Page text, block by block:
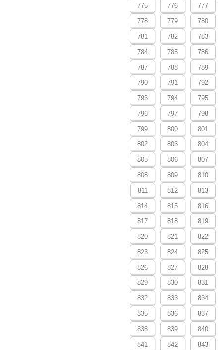
775 776 777
778 779 780
781 782 783
784 785 786
787 788 789
790 791 792
793 794 795
796 797 798
799 800 801
802 803 804
805 806 807
808 809 810
811 812 813
814 815 816
817 818 819
820 821 822
823 824 825
826 827 828
829 830 831
832 833 834
835 836 837
838 839 840
841 842 843